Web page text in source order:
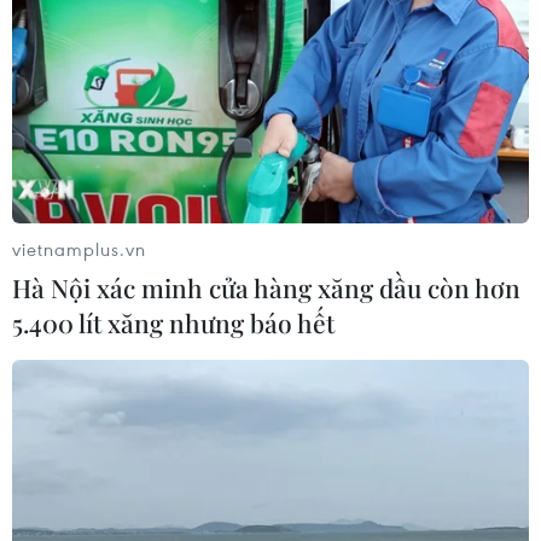
cáo.
24/07/2019 09:34
vietnamplus.vn
Hà Nội xác minh cửa hàng xăng dầu còn hơn
5.400 lít xăng nhưng báo hết